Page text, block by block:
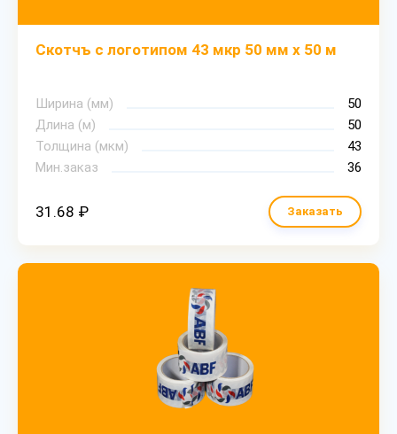
Скотчъ с логотипом 43 мкр 50 мм х 50 м
Ширина (мм)
50
Длина (м)
50
Толщина (мкм)
43
Мин.заказ
36
31.68 ₽ Заказать